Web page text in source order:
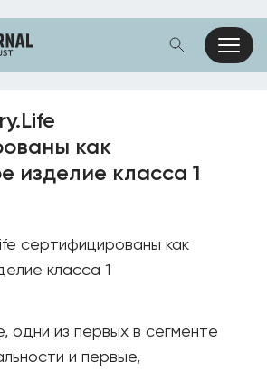
как
изделие класса 1
одни из первых в сегменте
и первые,